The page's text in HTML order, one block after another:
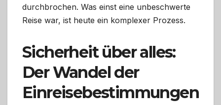
durchbrochen. Was einst eine unbeschwerte
Reise war, ist heute ein komplexer Prozess.
Sicherheit über alles:
Der Wandel der
Einreisebestimmungen